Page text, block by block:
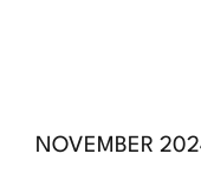
NOVEMBER